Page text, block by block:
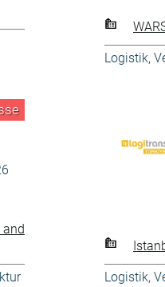
Logistik,
Logistik,